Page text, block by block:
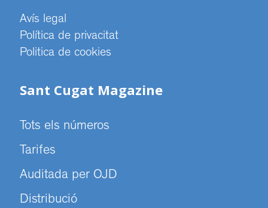
Avís legal
Política de privacitat
Politica de cookies
Sant Cugat Magazine
Tots els números
Tarifes
Auditada per OJD
Distribució